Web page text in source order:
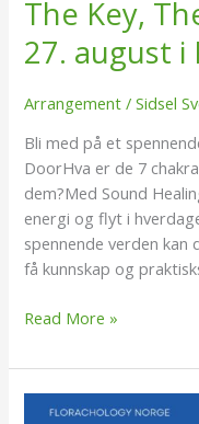
The Key,
27. august i
Arrangement /Sidsel
Bli med på et
DoorHva er de 7
dem?Med Sound
energi og flyt i
spennende verden
få kunnskap og
Read More »